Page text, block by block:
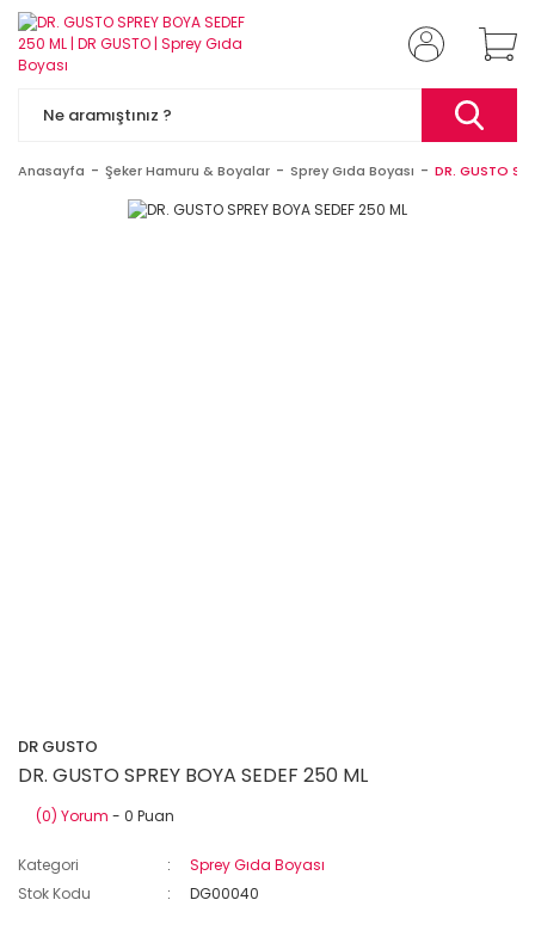
Anasayfa Şeker Hamuru & Boyalar Sprey Gıda Boyası DR. GUSTO
DR GUSTO
DR. GUSTO SPREY BOYA SEDEF 250 ML
(0) Yorum - 0 Puan
Kategori
Sprey Gıda Boyası
Stok Kodu
DG00040